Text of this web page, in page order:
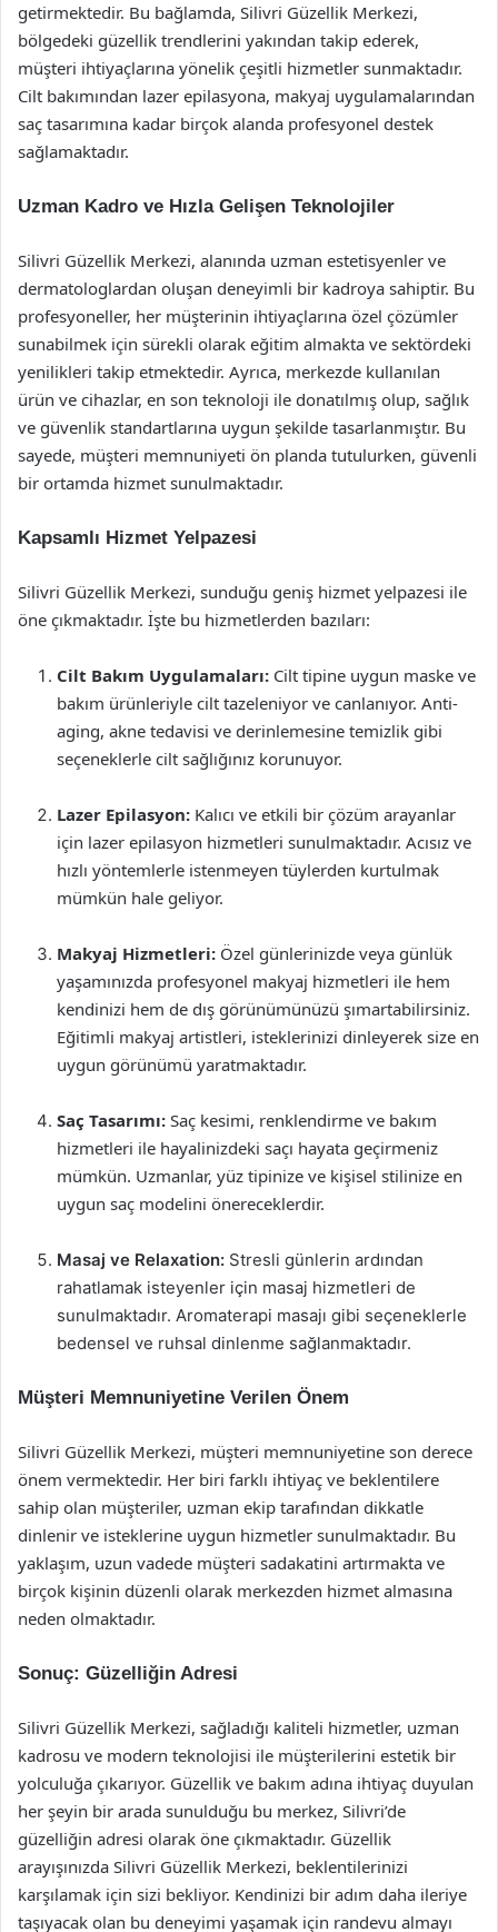
getirmektedir. Bu bağlamda, Silivri Güzellik Merkezi,
bölgedeki güzellik trendlerini yakından takip ederek,
müşteri ihtiyaçlarına yönelik çeşitli hizmetler sunmaktadır.
Cilt bakımından lazer epilasyona, makyaj uygulamalarından
saç tasarımına kadar birçok alanda profesyonel destek
sağlamaktadır.
Uzman Kadro ve Hızla Gelişen Teknolojiler
Silivri Güzellik Merkezi, alanında uzman estetisyenler ve
dermatologlardan oluşan deneyimli bir kadroya sahiptir. Bu
profesyoneller, her müşterinin ihtiyaçlarına özel çözümler
sunabilmek için sürekli olarak eğitim almakta ve sektördeki
yenilikleri takip etmektedir. Ayrıca, merkezde kullanılan
ürün ve cihazlar, en son teknoloji ile donatılmış olup, sağlık
ve güvenlik standartlarına uygun şekilde tasarlanmıştır. Bu
sayede, müşteri memnuniyeti ön planda tutulurken, güvenli
bir ortamda hizmet sunulmaktadır.
Kapsamlı Hizmet Yelpazesi
Silivri Güzellik Merkezi, sunduğu geniş hizmet yelpazesi ile
öne çıkmaktadır. İşte bu hizmetlerden bazıları:
Cilt Bakım Uygulamaları: Cilt tipine uygun maske ve
bakım ürünleriyle cilt tazeleniyor ve canlanıyor. Anti-
aging, akne tedavisi ve derinlemesine temizlik gibi
seçeneklerle cilt sağlığınız korunuyor.
Lazer Epilasyon: Kalıcı ve etkili bir çözüm arayanlar
için lazer epilasyon hizmetleri sunulmaktadır. Acısız ve
hızlı yöntemlerle istenmeyen tüylerden kurtulmak
mümkün hale geliyor.
Makyaj Hizmetleri: Özel günlerinizde veya günlük
yaşamınızda profesyonel makyaj hizmetleri ile hem
kendinizi hem de dış görünümünüzü şımartabilirsiniz.
Eğitimli makyaj artistleri, isteklerinizi dinleyerek size en
uygun görünümü yaratmaktadır.
Saç Tasarımı: Saç kesimi, renklendirme ve bakım
hizmetleri ile hayalinizdeki saçı hayata geçirmeniz
mümkün. Uzmanlar, yüz tipinize ve kişisel stilinize en
uygun saç modelini önereceklerdir.
Masaj ve Relaxation: Stresli günlerin ardından
rahatlamak isteyenler için masaj hizmetleri de
sunulmaktadır. Aromaterapi masajı gibi seçeneklerle
bedensel ve ruhsal dinlenme sağlanmaktadır.
Müşteri Memnuniyetine Verilen Önem
Silivri Güzellik Merkezi, müşteri memnuniyetine son derece
önem vermektedir. Her biri farklı ihtiyaç ve beklentilere
sahip olan müşteriler, uzman ekip tarafından dikkatle
dinlenir ve isteklerine uygun hizmetler sunulmaktadır. Bu
yaklaşım, uzun vadede müşteri sadakatini artırmakta ve
birçok kişinin düzenli olarak merkezden hizmet almasına
neden olmaktadır.
Sonuç: Güzelliğin Adresi
Silivri Güzellik Merkezi, sağladığı kaliteli hizmetler, uzman
kadrosu ve modern teknolojisi ile müşterilerini estetik bir
yolculuğa çıkarıyor. Güzellik ve bakım adına ihtiyaç duyulan
her şeyin bir arada sunulduğu bu merkez, Silivri’de
güzelliğin adresi olarak öne çıkmaktadır. Güzellik
arayışınızda Silivri Güzellik Merkezi, beklentilerinizi
karşılamak için sizi bekliyor. Kendinizi bir adım daha ileriye
taşıyacak olan bu deneyimi yaşamak için randevu almayı